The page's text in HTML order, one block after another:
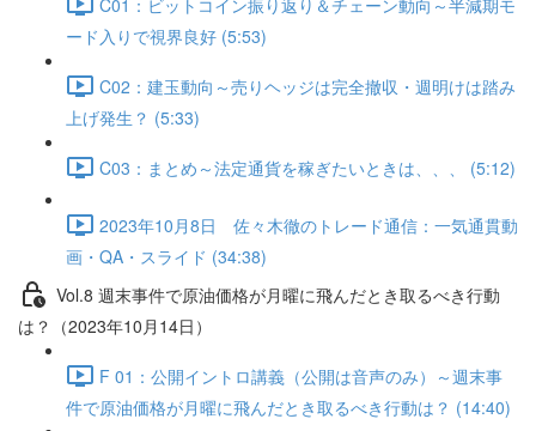
ード入りで視界良好 (5:53)
C02：建玉動向～売りヘッジは完全撤収・週明けは踏み
上げ発生？ (5:33)
C03：まとめ～法定通貨を稼ぎたいときは、、、 (5:12)
2023年10月8日 佐々木徹のトレード通信：一気通貫動
画・QA・スライド (34:38)
Vol.8 週末事件で原油価格が月曜に飛んだとき取るべき行動
は？（2023年10月14日）
F 01：公開イントロ講義（公開は音声のみ）～週末事
件で原油価格が月曜に飛んだとき取るべき行動は？ (14:40)